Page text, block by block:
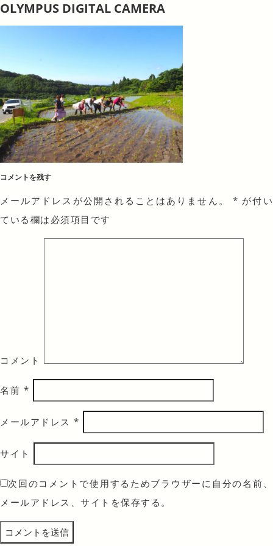
OLYMPUS DIGITAL CAMERA
コメントを残す
メールアドレスが公開されることはありません。 * が付い
ている欄は必須項目です
コメント
名前 *
メールアドレス *
サイト
次回のコメントで使用するためブラウザーに自分の名前、
メールアドレス、サイトを保存する。